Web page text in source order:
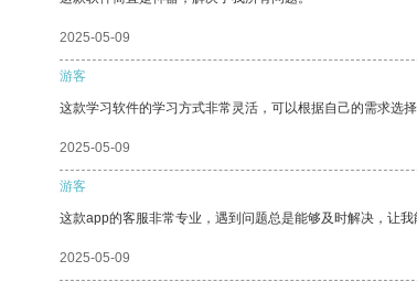
2025-05-09
游客
这款学习软件的学习方式非常灵活，可以根据自己的需求选
2025-05-09
游客
这款app的客服非常专业，遇到问题总是能够及时解决，让我
2025-05-09